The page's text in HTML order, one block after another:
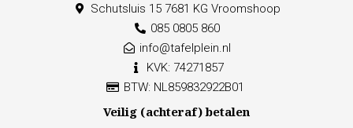
Schutsluis 15 7681 KG Vroomshoop
085 0805 860
info@tafelplein.nl
KVK: 74271857
BTW: NL859832922B01
Veilig (achteraf) betalen